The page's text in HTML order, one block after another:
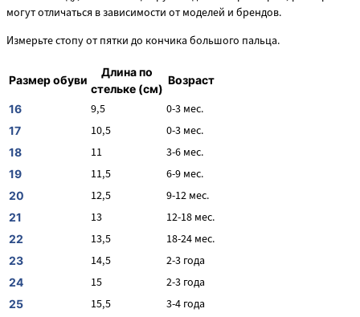
могут отличаться в зависимости от моделей и брендов.
Измерьте стопу от пятки до кончика большого пальца.
Размер обуви
Длина по
стельке (см)
Возраст
16 9,5 0-3 мес.
17 10,5 0-3 мес.
18 11 3-6 мес.
19 11,5 6-9 мес.
20 12,5 9-12 мес.
21 13 12-18 мес.
22 13,5 18-24 мес.
23 14,5 2-3 года
24 15 2-3 года
25 15,5 3-4 года